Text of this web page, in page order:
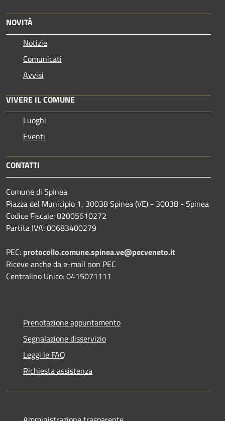
NOVITÀ
Notizie
Comunicati
Avvisi
VIVERE IL COMUNE
Luoghi
Eventi
CONTATTI
Comune di Spinea
Piazza del Municipio 1, 30038 Spinea (VE) - 30038 - Spinea
Codice Fiscale: 82005610272
Partita IVA: 00683400279
PEC: protocollo.comune.spinea.ve@pecveneto.it
Riceve anche da e-mail non PEC
Centralino Unico: 0415071111
Prenotazione appuntamento
Segnalazione disservizio
Leggi le FAQ
Richiesta assistenza